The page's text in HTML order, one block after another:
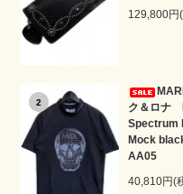
129,800円
2
ク＆ロナ
Spectrum
Mock
AA05
40,810円(